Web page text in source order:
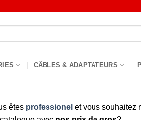
CÂBLES & ADAPTATEURS
êtes professionel et vous souhaitez